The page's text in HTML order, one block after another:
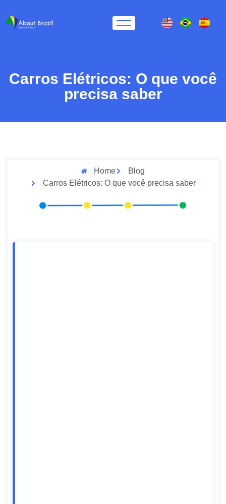
Carros Elétricos: O que você
precisa saber
Home
Blog
Carros Elétricos: O que você precisa saber